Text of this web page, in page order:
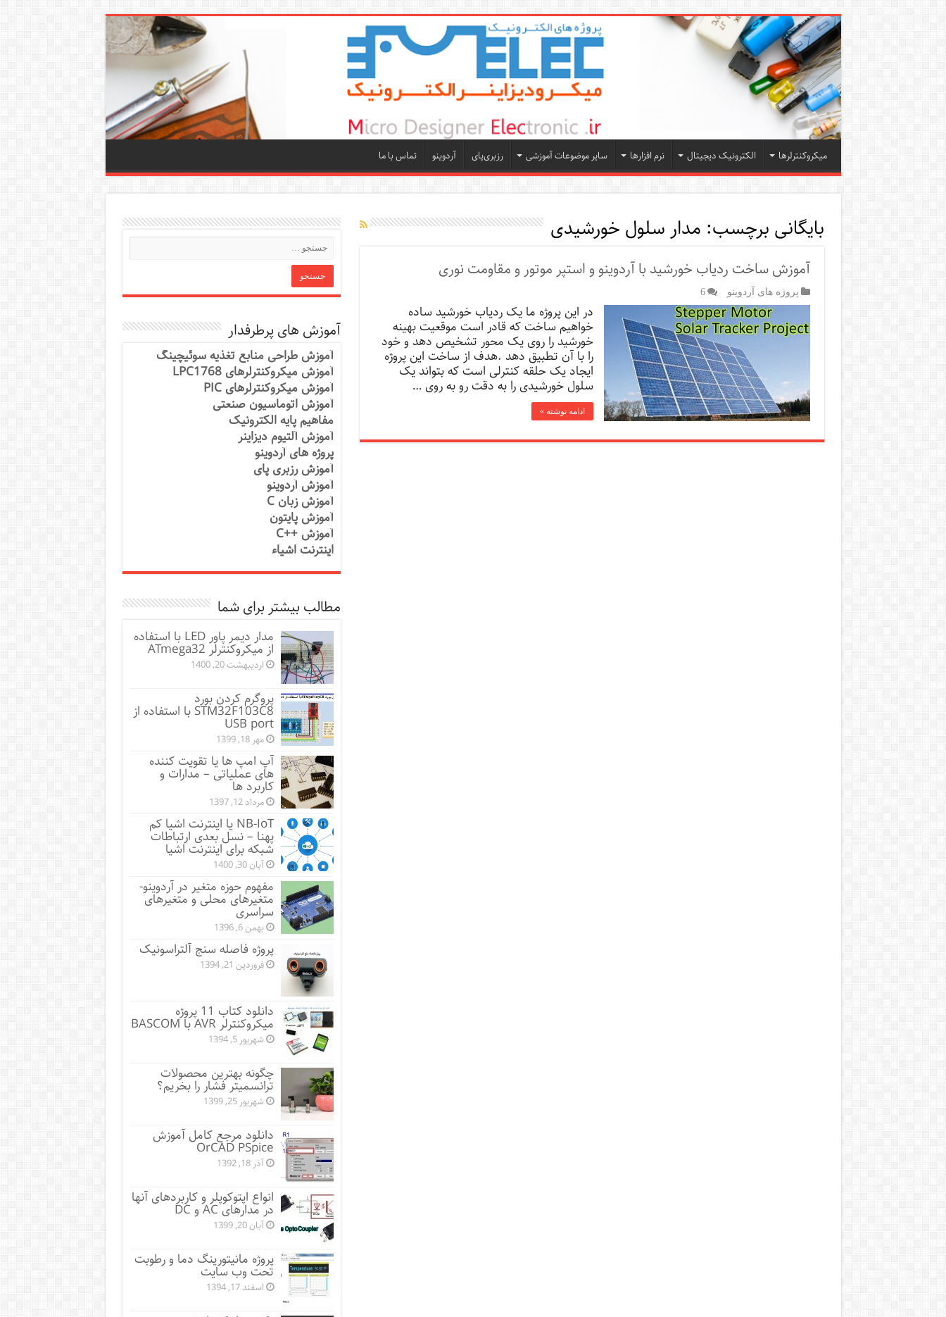
میکروکنترلرها الکترونیک دیجیتال نرم افزارها سایر موضوعات آموزشی رزبری‌پای آردوینو تماس با ما
بایگانی برچسب: مدار سلول خورشیدی
آموزش ساخت ردیاب خورشید با آردوینو و استپر موتور و مقاومت نوری
پروژه های آردوینو 6
در این پروژه ما یک ردیاب خورشید ساده
خواهیم ساخت که قادر است موقعیت بهینه
خورشید را روی یک محور تشخیص دهد و خود
را با آن تطبیق دهد .هدف از ساخت این پروژه
ایجاد یک حلقه کنترلی است که بتواند یک
سلول خورشیدی را به دقت رو به روی …
ادامه نوشته »
آموزش های پرطرفدار
آموزش طراحی منابع تغذیه سوئیچینگ
آموزش میکروکنترلرهای LPC1768
آموزش میکروکنترلرهای PIC
آموزش اتوماسیون صنعتی
مفاهیم پایه الکترونیک
آموزش آلتیوم دیزاینر
پروژه های آردوینو
آموزش رزبری پای
آموزش آردوینو
آموزش زبان C
آموزش پایتون
آموزش ++C
اینترنت اشیاء
مطالب بیشتر برای شما
مدار دیمر پاور LED با استفاده
از میکروکنترلر ATmega32
اردیبهشت 20, 1400
پروگرم کردن بورد
STM32F103C8 با استفاده از
USB port
مهر 18, 1399
آپ امپ ها یا تقویت کننده
های عملیاتی – مدارات و
کاربرد ها
مرداد 12, 1397
NB-IoT یا اینترنت اشیا کم
پهنا – نسل بعدی ارتباطات
شبکه برای اینترنت اشیا
آبان 30, 1400
مفهوم حوزه متغیر در آردوینو-
متغیرهای محلی و متغیرهای
سراسری
بهمن 6, 1396
پروژه فاصله سنج آلتراسونیک
فروردین 21, 1394
دانلود کتاب 11 پروژه
میکروکنترلر AVR با BASCOM
شهریور 5, 1394
چگونه بهترین محصولات
ترانسمیتر فشار را بخریم؟
شهریور 25, 1399
دانلود مرجع کامل آموزش
OrCAD PSpice
آذر 18, 1392
انواع اپتوکوپلر و کاربردهای آنها
در مدارهای AC و DC
آبان 20, 1399
پروژه مانيتورينگ دما و رطوبت
تحت وب سایت
اسفند 17, 1394